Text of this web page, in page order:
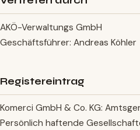
AKÖ-Verwaltungs GmbH
Geschäftsführer: Andreas Köhler
Registereintrag
Komerci GmbH & Co. KG:
Persönlich haftende